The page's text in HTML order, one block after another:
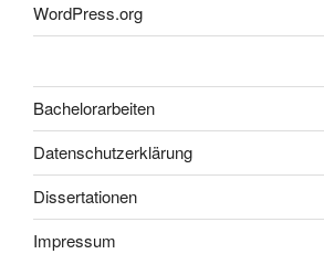
WordPress.org
Bachelorarbeiten
Datenschutzerklärung
Dissertationen
Impressum